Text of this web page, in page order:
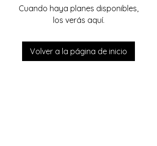
Cuando haya planes disponibles,
los verás aquí.
Volver a la página de inicio